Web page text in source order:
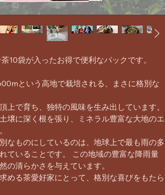
10袋が入ったお得で便利なパックです。
という高地で栽培される、まさに格別な
上で育ち、独特の風味を生み出しています。
壌に深く根を張り、ミネラル豊富な大地のエ
なものにしているのは、地球上で最も雨の多
ていることです。 この地域の豊富な降雨量
の清らかさを与えています。
める茶愛好家にとって、格別な喜びをもたら